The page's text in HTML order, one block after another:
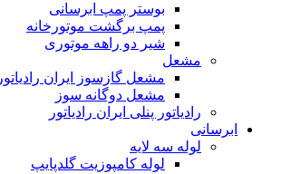
بوستر پمپ ابرسانی
پمپ برگشت موتورخانه
شیر دو راهه موتوری
مشعل
مشعل گازسوز ایران رادیاتور
مشعل دوگانه سوز
رادیاتور پنلی ایران رادیاتور
ابرسانی
لوله سه لایه
لوله کامپوزیت گلدپایپ